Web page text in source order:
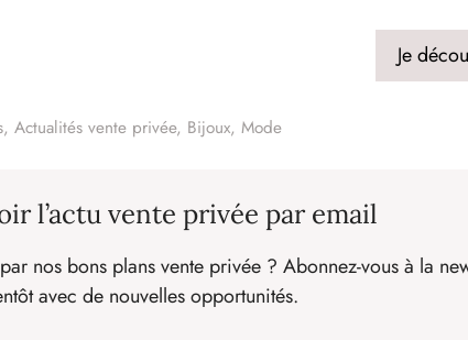
Je
,Actualités vente privée, Bijoux,Mode
l’actu vente privée par email
nos bons plans vente privée ? Abonnez-vous à la
avec de nouvelles opportunités.